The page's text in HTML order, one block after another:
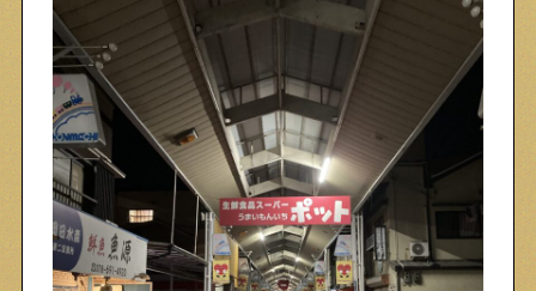
下町くらし不動産
物件情報やリノベーション事例を紹介します
下町日記
下町に暮らす人たちに日記を書いてもらいました